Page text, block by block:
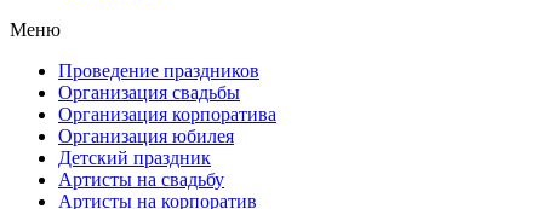
Меню
Проведение праздников
Организация свадьбы
Организация корпоратива
Организация юбилея
Детский праздник
Артисты на свадьбу
Артисты на корпоратив